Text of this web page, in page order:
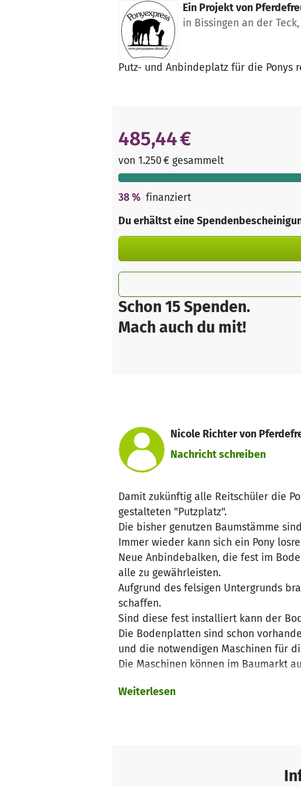
Ein Projekt von
in Bissingen an der
Putz- und Anbindeplatz für die Ponys
Schon 15 Spenden.
Mach auch du mit!
485,44 €
von 1.250 € gesammelt
38% finanziert
Du erhältst eine
Nicole Richter von
Nachricht schreiben
Damit zukünftig alle Reitschüler die
gestalteten "Putzplatz".
Die bisher genutzen Baumstämme
Immer wieder kann sich ein Pony
Neue Anbindebalken, die fest im
alle zu gewährleisten.
Aufgrund des felsigen Untergrunds
schaffen.
Sind diese fest installiert kann der
Die Bodenplatten sind schon
und die notwendigen Maschinen für
Die Maschinen können im Baumarkt
beginnen!
Weiterlesen